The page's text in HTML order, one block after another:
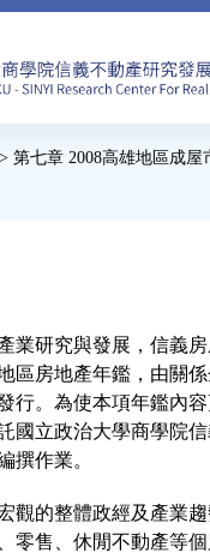
焦點新聞
教育推廣
房市分析
研究獎勵
> 第七章 2008高雄地區成屋
業研究與發展，信義房
區房地產年鑑，由關
行。為使本項年鑑內
國立政治大學商學院
撰作業。
觀的整體政經及產業
零售、休閒不動產等